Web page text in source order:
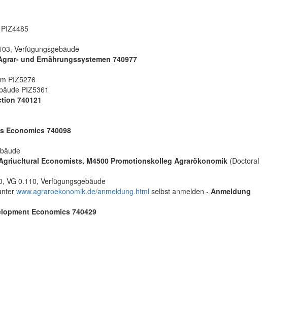
Verfügungsgebäude
und Ernährungssystemen 740977
PIZ5276
PIZ5361
740121
Economics 740098
Economists, M4500 Promotionskolleg Agrarökonomik (Doctoral
VG 0.110, Verfügungsgebäude
www.agraroekonomik.de/anmeldung.html selbst anmelden - Anmeldung
Economics 740429